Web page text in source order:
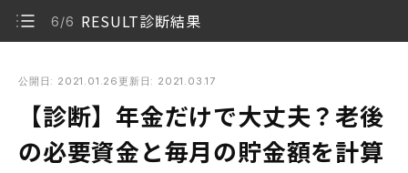
6/6 RESULT診断結果
計算
1/6 Q1.今の年齢は？
2/6 Q2.配偶者は？
公開日: 2021.01.26 更新日: 2021.03.17
【診断】年金だけで大丈夫？老後
の必要資金と毎月の貯金額を計算